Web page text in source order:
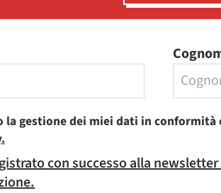
la gestione dei miei dati in conformità
con successo alla